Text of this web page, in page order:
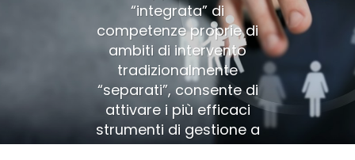
“integrata” di
competenze proprie di
ambiti di intervento
tradizionalmente
“separati”, consente di
attivare i più efficaci
strumenti di gestione a
vantaggio dell’Azienda